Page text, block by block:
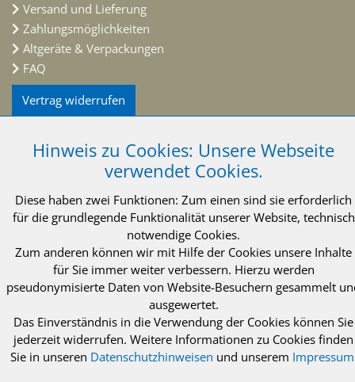
Versand und Lieferung
Zahlungsmöglichkeiten
Altgeräte & Verpackungen
FAQ
Vertrag widerrufen
Auf der Hüls 182
52068 Aachen
Deutschland
Telefon: +49 (0)241 96605 0
Telefax: +49 (0)241 96605 10
info@intewa.de
NEWSLETTER Abonnieren
Hinweis zu Cookies: Unsere Webseite
verwendet Cookies.
Diese haben zwei Funktionen: Zum einen sind sie erforderlich
für die grundlegende Funktionalität unserer Website, technisch
notwendige Cookies.
Zum anderen können wir mit Hilfe der Cookies unsere Inhalte
für Sie immer weiter verbessern. Hierzu werden
pseudonymisierte Daten von Website-Besuchern gesammelt
ausgewertet.
Das Einverständnis in die Verwendung der Cookies können Sie
jederzeit widerrufen. Weitere Informationen zu Cookies finden
Sie in unseren Datenschutzhinweisen und unserem Impressum